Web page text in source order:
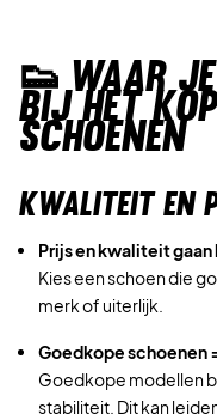
👟 WAAR
BIJ HET
SCHOENEN
KWALITEIT EN
Prijs en kwaliteit gaan
Kies een schoen die
merk of uiterlijk.
Goedkope schoenen
Goedkope modellen
stabiliteit. Dit kan